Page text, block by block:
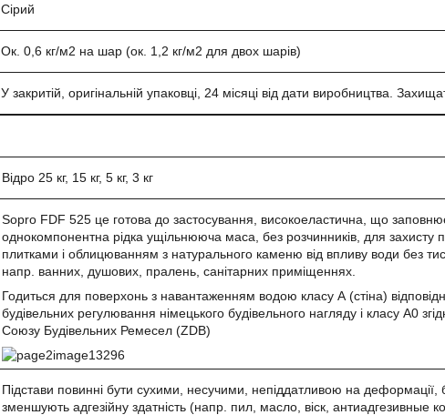
Сірий
Ок. 0,6 кг/м2 на шар (ок. 1,2 кг/м2 для двох шарів)
У закритій, оригінальній упаковці, 24 місяці від дати виробництва.
Відро 25 кг, 15 кг, 5 кг, 3 кг
Sopro FDF 525 це готова до застосування, високоеластична, що
однокомпонентна рідка ущільнююча маса, без розчинників, для захисту
плитками і облицюванням з натурального каменю від впливу води без
напр. ванних, душових, пралень, санітарних приміщеннях.
Годиться для поверхонь з навантаженням водою класу А (стіна)
будівельних регулювання німецького будівельного нагляду і класу А0
Союзу Будівельних Ремесел (ZDB)
Підстави повинні бути сухими, несучими, непіддатливою на деформації,
зменшують адгезійну здатність (напр. пил, масло, віск, антиадгезивные